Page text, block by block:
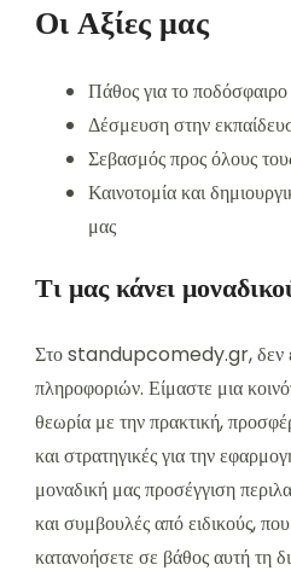
Οι Αξίες μας
Πάθος για το ποδόσφαιρο
Δέσμευση στην
Σεβασμός προς όλους
Καινοτομία και
μας
Τι μας κάνει
Στο standupcomedy.gr, δεν
πληροφοριών. Είμαστε μια
θεωρία με την πρακτική,
και στρατηγικές για την
μοναδική μας προσέγγιση
και συμβουλές από ειδικούς,
κατανοήσετε σε βάθος αυτή τη